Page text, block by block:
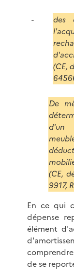
des
(CE,
De
d'un
(CE,
9917,
En ce qui
dépense
élément
de se